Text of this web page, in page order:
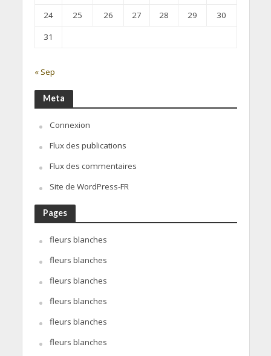
24
25 26 27 28 29
30
31
« Sep
Meta
Connexion
Flux des publications
Flux des commentaires
Site de WordPress-FR
Pages
fleurs blanches
fleurs blanches
fleurs blanches
fleurs blanches
fleurs blanches
fleurs blanches